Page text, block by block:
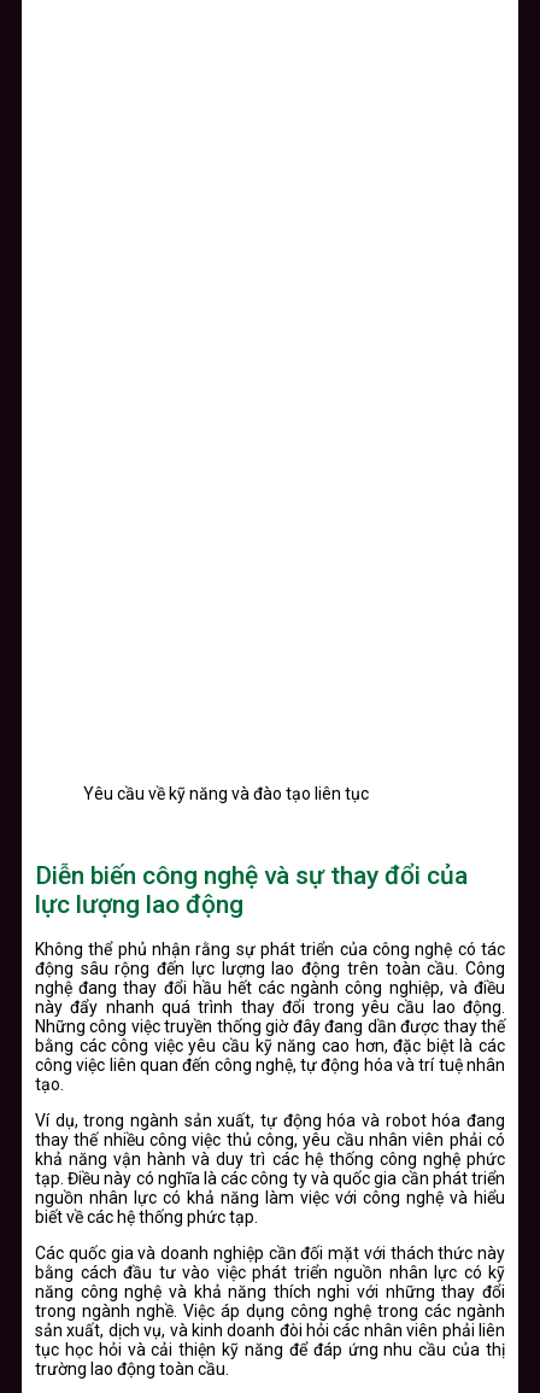
Yêu cầu về kỹ năng và đào tạo liên tục
Diễn biến công nghệ và sự thay đổi của
lực lượng lao động
Không thể phủ nhận rằng sự phát triển của công nghệ có tác
động sâu rộng đến lực lượng lao động trên toàn cầu. Công
nghệ đang thay đổi hầu hết các ngành công nghiệp, và điều
này đẩy nhanh quá trình thay đổi trong yêu cầu lao động.
Những công việc truyền thống giờ đây đang dần được thay thế
bằng các công việc yêu cầu kỹ năng cao hơn, đặc biệt là các
công việc liên quan đến công nghệ, tự động hóa và trí tuệ nhân
tạo.
Ví dụ, trong ngành sản xuất, tự động hóa và robot hóa đang
thay thế nhiều công việc thủ công, yêu cầu nhân viên phải có
khả năng vận hành và duy trì các hệ thống công nghệ phức
tạp. Điều này có nghĩa là các công ty và quốc gia cần phát triển
nguồn nhân lực có khả năng làm việc với công nghệ và hiểu
biết về các hệ thống phức tạp.
Các quốc gia và doanh nghiệp cần đối mặt với thách thức này
bằng cách đầu tư vào việc phát triển nguồn nhân lực có kỹ
năng công nghệ và khả năng thích nghi với những thay đổi
trong ngành nghề. Việc áp dụng công nghệ trong các ngành
sản xuất, dịch vụ, và kinh doanh đòi hỏi các nhân viên phải liên
tục học hỏi và cải thiện kỹ năng để đáp ứng nhu cầu của thị
trường lao động toàn cầu.